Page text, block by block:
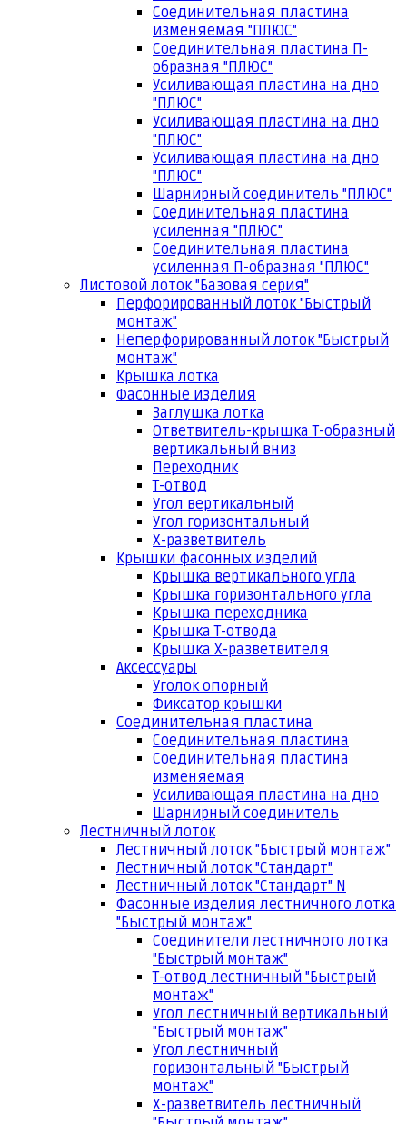
Соединительная пластина
изменяемая "ПЛЮС"
Соединительная пластина П-
образная "ПЛЮС"
Усиливающая пластина на дно
"ПЛЮС"
Усиливающая пластина на дно
"ПЛЮС"
Усиливающая пластина на дно
"ПЛЮС"
Шарнирный соединитель "ПЛЮС"
Соединительная пластина
усиленная "ПЛЮС"
Соединительная пластина
усиленная П-образная "ПЛЮС"
Листовой лоток "Базовая серия"
Перфорированный лоток "Быстрый
монтаж"
Неперфорированный лоток "Быстрый
монтаж"
Крышка лотка
Фасонные изделия
Заглушка лотка
Ответвитель-крышка Т-образный
вертикальный вниз
Переходник
Т-отвод
Угол вертикальный
Угол горизонтальный
Х-разветвитель
Крышки фасонных изделий
Крышка вертикального угла
Крышка горизонтального угла
Крышка переходника
Крышка Т-отвода
Крышка Х-разветвителя
Аксессуары
Уголок опорный
Фиксатор крышки
Соединительная пластина
Соединительная пластина
Соединительная пластина
изменяемая
Усиливающая пластина на дно
Шарнирный соединитель
Лестничный лоток
Лестничный лоток "Быстрый монтаж"
Лестничный лоток "Стандарт"
Лестничный лоток "Стандарт" N
Фасонные изделия лестничного лотка
"Быстрый монтаж"
Соединители лестничного лотка
"Быстрый монтаж"
Т-отвод лестничный "Быстрый
монтаж"
Угол лестничный вертикальный
"Быстрый монтаж"
Угол лестничный
горизонтальный "Быстрый
монтаж"
Х-разветвитель лестничный